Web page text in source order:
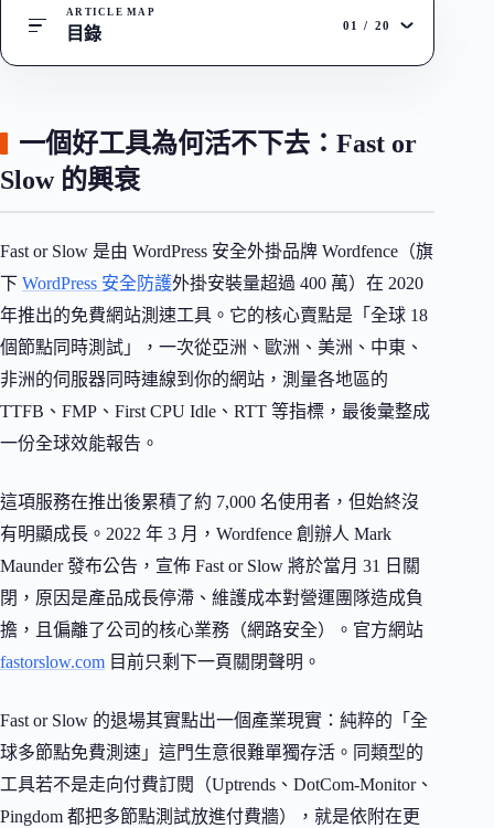
ARTICLE MAP
目錄 01 / 20
一個好工具為何活不下去：Fast or
Slow 的興衰
Fast or Slow 是由 WordPress 安全外掛品牌 Wordfence（旗
下 WordPress 安全防護外掛安裝量超過 400 萬）在 2020
年推出的免費網站測速工具。它的核心賣點是「全球 18
個節點同時測試」，一次從亞洲、歐洲、美洲、中東、
非洲的伺服器同時連線到你的網站，測量各地區的
TTFB、FMP、First CPU Idle、RTT 等指標，最後彙整成
一份全球效能報告。
這項服務在推出後累積了約 7,000 名使用者，但始終沒
有明顯成長。2022 年 3 月，Wordfence 創辦人 Mark
Maunder 發布公告，宣佈 Fast or Slow 將於當月 31 日關
閉，原因是產品成長停滯、維護成本對營運團隊造成負
擔，且偏離了公司的核心業務（網路安全）。官方網站
fastorslow.com 目前只剩下一頁關閉聲明。
Fast or Slow 的退場其實點出一個產業現實：純粹的「全
球多節點免費測速」這門生意很難單獨存活。同類型的
工具若不是走向付費訂閱（Uptrends、DotCom-Monitor、
Pingdom 都把多節點測試放進付費牆），就是依附在更